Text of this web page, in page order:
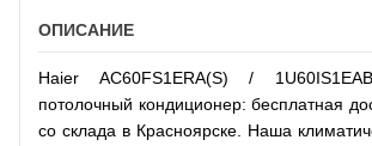
ОПИСАНИЕ
Haier AC60FS1ERA(S) /
потолочный кондиционер: бесплатная
со склада в Красноярске. Наша